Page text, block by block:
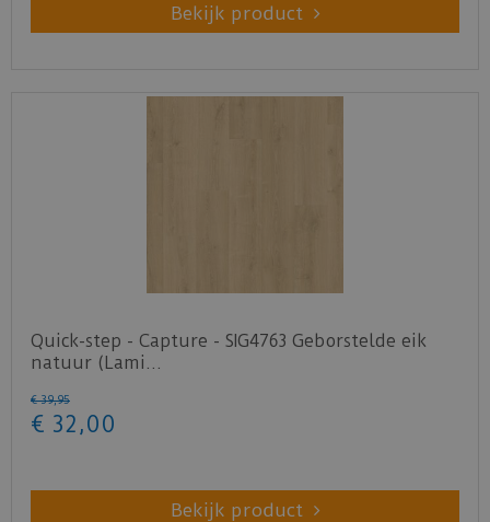
Bekijk product
Quick-step - Capture - SIG4763 Geborstelde eik
natuur (Lami…
€ 39,95
€ 32 ,00
Bekijk product